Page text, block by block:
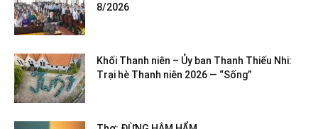
8/2026
Khối Thanh niên – Ủy ban Thanh Thiếu Nhi:
Trại hè Thanh niên 2026 — “Sống”